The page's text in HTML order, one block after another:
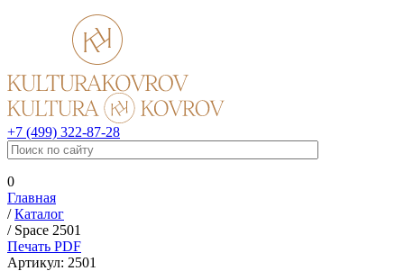
+7 (499) 322-87-28
0
Главная
/Каталог
/ Space 2501
Печать PDF
Артикул: 2501